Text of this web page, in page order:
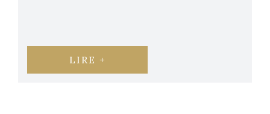
LIRE +